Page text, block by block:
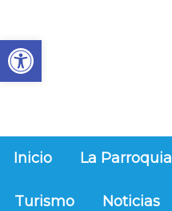
Inicio La Parroquia
Turismo Noticias
Abrir barra de herramientas